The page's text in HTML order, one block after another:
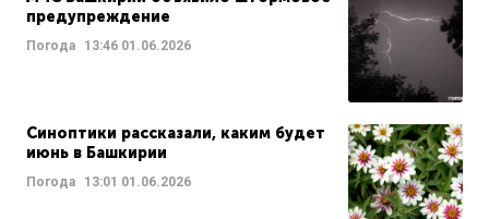
предупреждение
Погода 13:46 01.06.2026
Синоптики рассказали, каким будет
июнь в Башкирии
Погода 13:01 01.06.2026